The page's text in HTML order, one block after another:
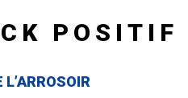
POSITIF